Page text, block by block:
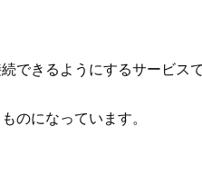
できるようにするサービスで
のになっています。